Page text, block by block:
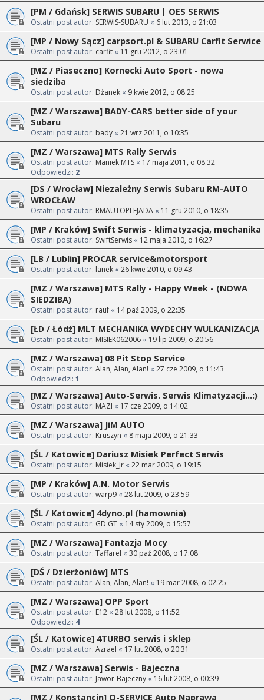
[PM / Gdańsk] SERWIS SUBARU | OES SERWIS
Ostatni post autor: SERWIS-SUBARU « 6 lut 2013, o 21:03
[MP / Nowy Sącz] carpsort.pl & SUBARU Carfit Serwice
Ostatni post autor: carfit « 11 gru 2012, o 23:01
[MZ / Piaseczno] Kornecki Auto Sport - nowa
siedziba
Ostatni post autor: Dżanek « 9 kwie 2012, o 08:25
[MZ / Warszawa] BADY-CARS better side of your
Subaru
Ostatni post autor: bady « 21 wrz 2011, o 10:35
[MZ / Warszawa] MTS Rally Serwis
Ostatni post autor: Maniek MTS « 17 maja 2011, o 08:32
Odpowiedzi: 2
[DS / Wrocław] Niezależny Serwis Subaru RM-AUTO
WROCŁAW
Ostatni post autor: RMAUTOPLEJADA « 11 gru 2010, o 18:35
[MP / Kraków] Swift Serwis - klimatyzacja, mechanika
Ostatni post autor: SwiftSerwis « 12 maja 2010, o 16:27
[LB / Lublin] PROCAR service&motorsport
Ostatni post autor: lanek « 26 kwie 2010, o 09:43
[MZ / Warszawa] MTS Rally - Happy Week - (NOWA
SIEDZIBA)
Ostatni post autor: rauf « 14 paź 2009, o 22:35
[ŁD / Łódź] MLT MECHANIKA WYDECHY WULKANIZACJA
Ostatni post autor: MISIEK062006 « 19 lip 2009, o 20:56
[MZ / Warszawa] 08 Pit Stop Service
Ostatni post autor: Alan, Alan, Alan! « 27 cze 2009, o 11:43
Odpowiedzi: 1
[MZ / Warszawa] Auto-Serwis. Serwis Klimatyzacji...:)
Ostatni post autor: MAZI « 17 cze 2009, o 14:02
[MZ / Warszawa] JiM AUTO
Ostatni post autor: Kruszyn « 8 maja 2009, o 21:33
[ŚL / Katowice] Dariusz Misiek Perfect Serwis
Ostatni post autor: Misiek_Jr « 22 mar 2009, o 19:15
[MP / Kraków] A.N. Motor Serwis
Ostatni post autor: warp9 « 28 lut 2009, o 23:59
[ŚL / Katowice] 4dyno.pl (hamownia)
Ostatni post autor: GD GT « 14 sty 2009, o 15:57
[MZ / Warszawa] Fantazja Mocy
Ostatni post autor: Taffarel « 30 paź 2008, o 17:08
[DŚ / Dzierżoniów] MTS
Ostatni post autor: Alan, Alan, Alan! « 19 mar 2008, o 02:25
[MZ / Warszawa] OPP Sport
Ostatni post autor: E12 « 28 lut 2008, o 11:52
Odpowiedzi: 4
[ŚL / Katowice] 4TURBO serwis i sklep
Ostatni post autor: Azrael « 17 lut 2008, o 20:31
[MZ / Warszawa] Serwis - Bajeczna
Ostatni post autor: Jawor-Bajeczny « 16 lut 2008, o 00:39
[MZ / Konstancin] Q-SERVICE Auto Naprawa